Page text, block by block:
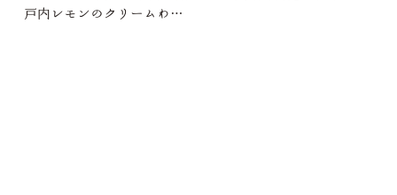
戸内レモンのクリームわら